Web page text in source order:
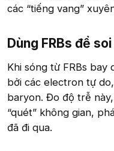
các “tiếng vang”
Dùng FRBs để
Khi sóng từ FRBs bay
bởi các electron tự
baryon. Đo độ trễ
“quét” không gian,
đã đi qua.